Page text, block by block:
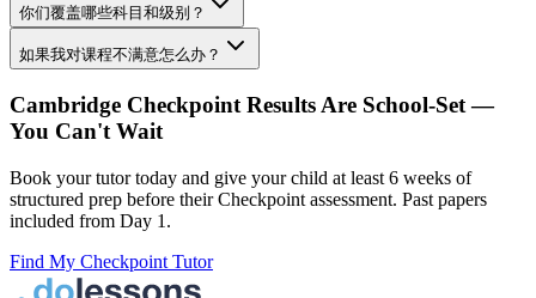
你们覆盖哪些科目和级别？
如果我对课程不满意怎么办？
Cambridge Checkpoint Results Are School-Set —
You Can't Wait
Book your tutor today and give your child at least 6 weeks of
structured prep before their Checkpoint assessment. Past papers
included from Day 1.
Find My Checkpoint Tutor